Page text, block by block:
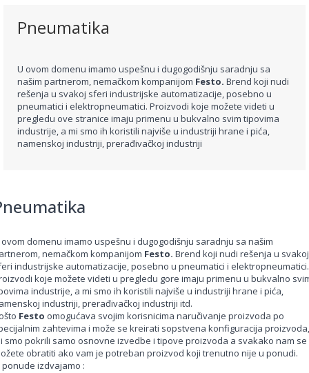
Pneumatika
U ovom domenu imamo uspešnu i dugogodišnju saradnju sa
našim partnerom, nemačkom kompanijom Festo. Brend koji nudi
rešenja u svakoj sferi industrijske automatizacije, posebno u
pneumatici i elektropneumatici. Proizvodi koje možete videti u
pregledu ove stranice imaju primenu u bukvalno svim tipovima
industrije, a mi smo ih koristili najviše u industriji hrane i pića,
namenskoj industriji, prerađivačkoj industriji
ovom domenu imamo uspešnu i dugogodišnju saradnju sa našim
nemačkom kompanijom Festo. Brend koji nudi rešenja u svakoj
industrijske automatizacije, posebno u pneumatici i elektropneumatici.
koje možete videti u pregledu gore imaju primenu u bukvalno
industrije, a mi smo ih koristili najviše u industriji hrane i pića,
industriji, prerađivačkoj industriji itd.
Festo omogućava svojim korisnicima naručivanje proizvoda po
zahtevima i može se kreirati sopstvena konfiguracija proizvoda,
smo pokrili samo osnovne izvedbe i tipove proizvoda a svakako nam se
obratiti ako vam je potreban proizvod koji trenutno nije u ponudi.
ponude izdvajamo :